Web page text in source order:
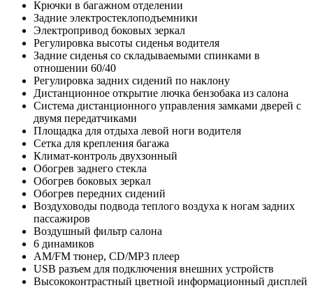
Крючки в багажном отделении
Задние электростеклоподъемники
Электропривод боковых зеркал
Регулировка высоты сиденья водителя
Задние сиденья со складываемыми спинками в
отношении 60/40
Регулировка задних сидений по наклону
Дистанционное открытие лючка бензобака из салона
Cистема дистанционного управления замками дверей с
двумя передатчиками
Площадка для отдыха левой ноги водителя
Сетка для крепления багажа
Климат-контроль двухзонный
Обогрев заднего стекла
Обогрев боковых зеркал
Обогрев передних сидений
Воздуховоды подвода теплого воздуха к ногам задних
пассажиров
Воздушный фильтр салона
6 динамиков
AM/FM тюнер, CD/MP3 плеер
USB разъем для подключения внешних устройств
Высококонтрастный цветной информационный дисплей